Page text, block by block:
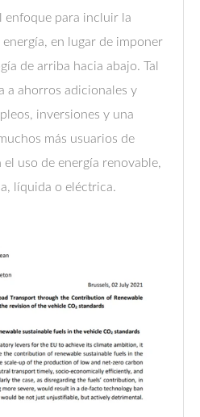
enfoque para incluir la
en lugar de imponer
de arriba hacia abajo. Tal
a ahorros adicionales y
inversiones y una
más usuarios de
uso de energía renovable,
líquida o eléctrica.